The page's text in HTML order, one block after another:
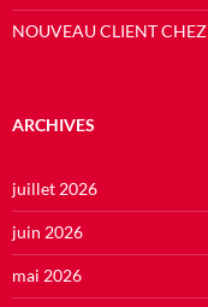
NOUVEAU CLIENT
ARCHIVES
juillet 2026
juin 2026
mai 2026